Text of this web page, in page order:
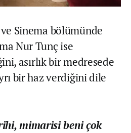
Sinema bölümünde
Nur Tunç ise
asırlık bir medresede
bir haz verdiğini dile
mimarisi beni çok